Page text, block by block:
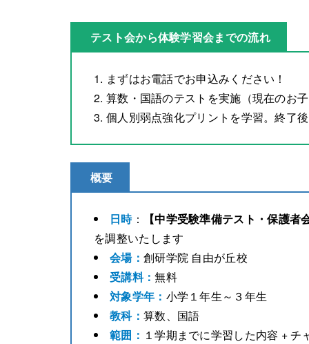
テスト会から体験学習会までの流れ
まずはお電話でお申込みください！
算数・国語のテストを実施（現在のお
個人別弱点強化プリントを学習。終了
概要
日時：
【中学受験準備テスト・保護者
を調整いたします
会場： 創研学院 自由が丘校
受講料：無料
対象学年： 小学１年生～３年生
教科： 算数、国語
範囲： １学期までに学習した内容 + チ